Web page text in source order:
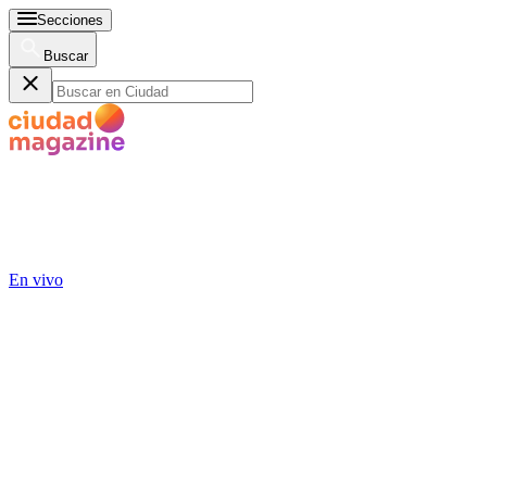
Secciones
Buscar
En vivo